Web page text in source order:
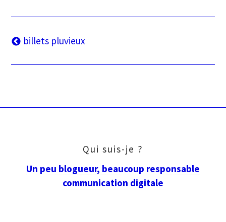
Navigation
billets pluvieux
Qui suis-je ?
Un peu blogueur, beaucoup responsable
communication digitale